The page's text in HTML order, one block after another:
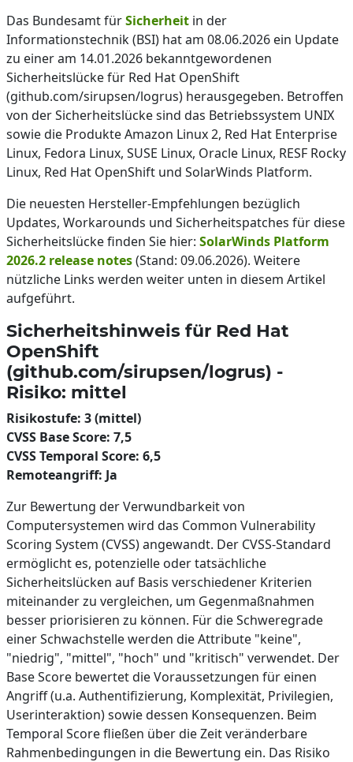
Das Bundesamt fürSicherheit in der
Informationstechnik (BSI) hat am 08.06.2026 ein Update
zu einer am 14.01.2026 bekanntgewordenen
Sicherheitslücke für Red Hat OpenShift
(github.com/sirupsen/logrus) herausgegeben. Betroffen
von der Sicherheitslücke sind das Betriebssystem UNIX
sowie die Produkte Amazon Linux 2, Red Hat Enterprise
Linux, Fedora Linux, SUSE Linux, Oracle Linux, RESF Rocky
Linux, Red Hat OpenShift und SolarWinds Platform.
Die neuesten Hersteller-Empfehlungen bezüglich
Updates, Workarounds und Sicherheitspatches für diese
Sicherheitslücke finden Sie hier: SolarWinds Platform
2026.2 release notes(Stand: 09.06.2026). Weitere
nützliche Links werden weiter unten in diesem Artikel
aufgeführt.
Sicherheitshinweis für Red Hat
OpenShift
(github.com/sirupsen/logrus) -
Risiko: mittel
Risikostufe: 3 (mittel)
CVSS Base Score: 7,5
CVSS Temporal Score: 6,5
Remoteangriff: Ja
Zur Bewertung der Verwundbarkeit von
Computersystemen wird das Common Vulnerability
Scoring System (CVSS) angewandt. Der CVSS-Standard
ermöglicht es, potenzielle oder tatsächliche
Sicherheitslücken auf Basis verschiedener Kriterien
miteinander zu vergleichen, um Gegenmaßnahmen
besser priorisieren zu können. Für die Schweregrade
einer Schwachstelle werden die Attribute "keine",
"niedrig", "mittel", "hoch" und "kritisch" verwendet. Der
Base Score bewertet die Voraussetzungen für einen
Angriff (u.a. Authentifizierung, Komplexität, Privilegien,
Userinteraktion) sowie dessen Konsequenzen. Beim
Temporal Score fließen über die Zeit veränderbare
Rahmenbedingungen in die Bewertung ein. Das Risiko